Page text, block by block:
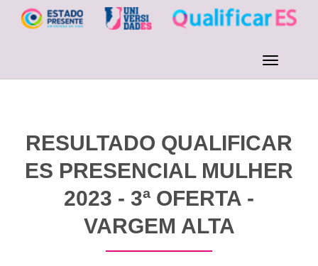
RESULTADO QUALIFICAR
ES PRESENCIAL MULHER
2023 - 3ª OFERTA -
VARGEM ALTA